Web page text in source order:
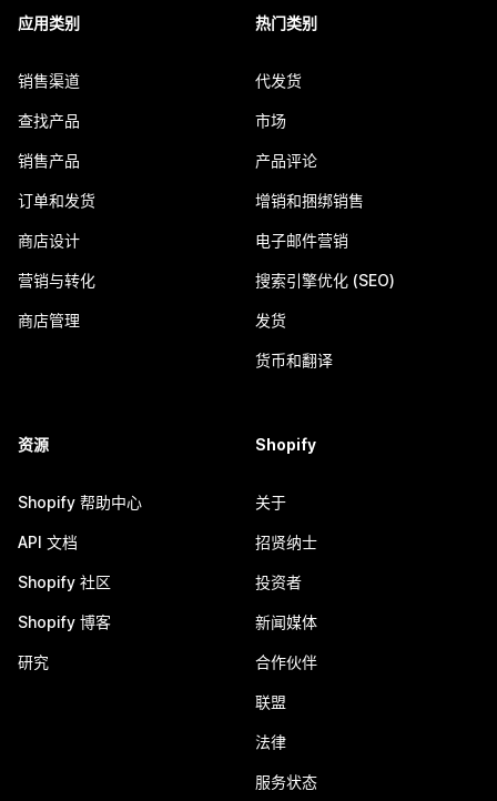
应用类别
销售渠道
查找产品
销售产品
订单和发货
商店设计
营销与转化
商店管理
热门类别
代发货
市场
产品评论
增销和捆绑销售
电子邮件营销
搜索引擎优化 (SEO)
发货
货币和翻译
资源
Shopify 帮助中心
API 文档
Shopify 社区
Shopify 博客
研究
Shopify
关于
招贤纳士
投资者
新闻媒体
合作伙伴
联盟
法律
服务状态